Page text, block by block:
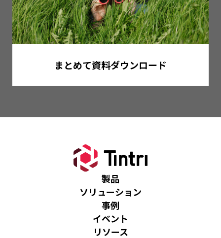
まとめて資料ダウンロード
製品
ソリューション
事例
イベント
リソース